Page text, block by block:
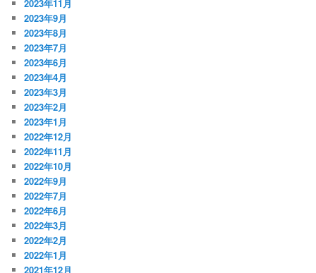
2023年11月
2023年9月
2023年8月
2023年7月
2023年6月
2023年4月
2023年3月
2023年2月
2023年1月
2022年12月
2022年11月
2022年10月
2022年9月
2022年7月
2022年6月
2022年3月
2022年2月
2022年1月
2021年12月